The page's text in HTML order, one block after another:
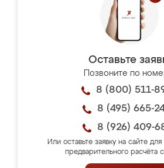
Оставьте
Позвоните по
8 (800) 511-
8 (495) 665-
8 (926) 409-
Или оставьте заявку на сайте для
предварительного расчёта